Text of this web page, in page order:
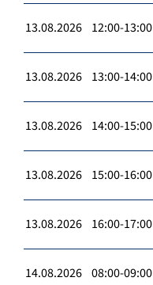
13.08.2026 12:00-13:00
13.08.2026 13:00-14:00
13.08.2026 14:00-15:00
13.08.2026 15:00-16:00
13.08.2026 16:00-17:00
14.08.2026 08:00-09:00